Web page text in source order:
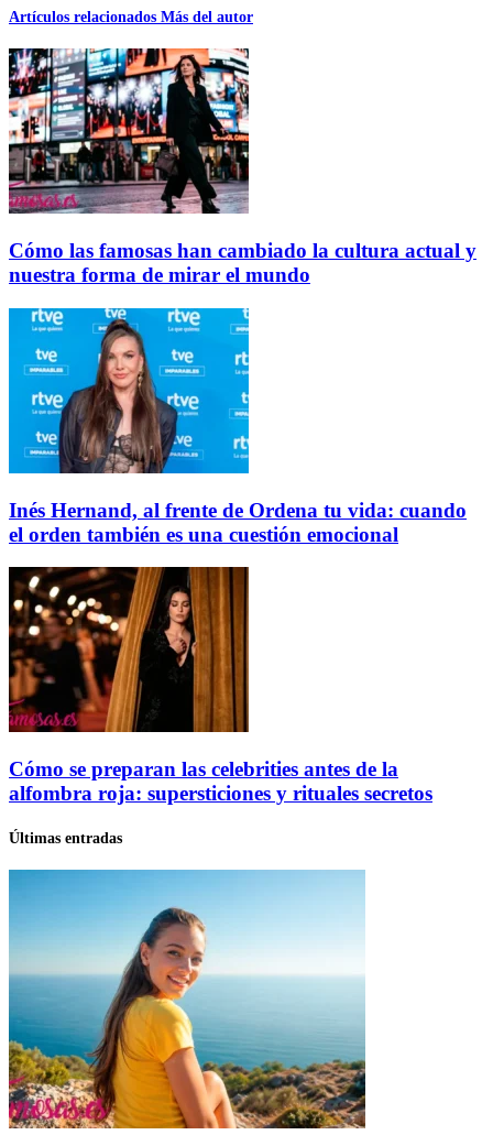
Artículos relacionados Más del autor
Cómo las famosas han cambiado la cultura actual y
nuestra forma de mirar el mundo
Inés Hernand, al frente de Ordena tu vida: cuando
el orden también es una cuestión emocional
Cómo se preparan las celebrities antes de la
alfombra roja: supersticiones y rituales secretos
Últimas entradas